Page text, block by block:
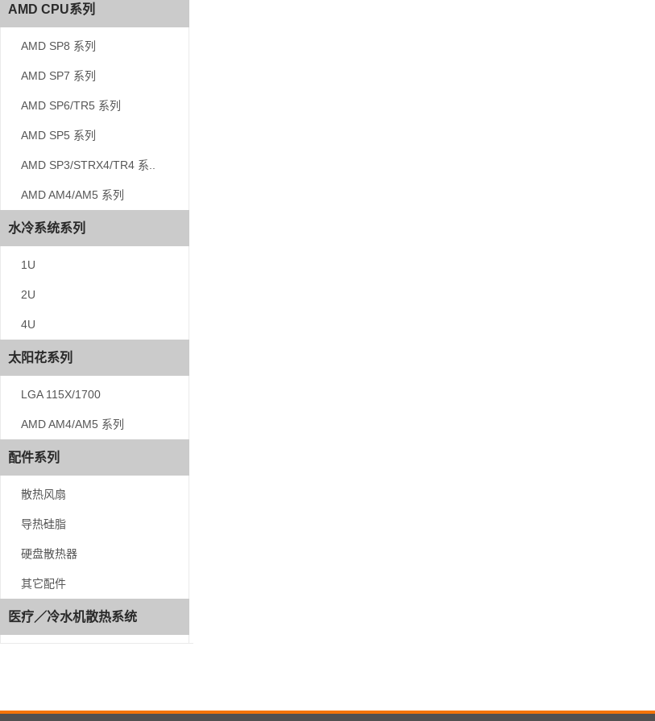
AMD CPU系列
AMD SP8 系列
AMD SP7 系列
AMD SP6/TR5 系列
AMD SP5 系列
AMD SP3/STRX4/TR4 系..
AMD AM4/AM5 系列
水冷系统系列
1U
2U
4U
太阳花系列
LGA 115X/1700
AMD AM4/AM5 系列
配件系列
散热风扇
导热硅脂
硬盘散热器
其它配件
医疗／冷水机散热系统
AMD CPU系列
AMD SP8 系列
AMD SP7 系列
AMD SP6/TR5 系列
AMD SP5 系列
AMD SP3/STRX4/TR4 系..
AMD AM4/AM5 系列
水冷系统系列
1U
2U
4U
太阳花系列
LGA 115X/1700
AMD AM4/AM5 系列
配件系列
散热风扇
导热硅脂
硬盘散热器
其它配件
医疗／冷水机散热系统